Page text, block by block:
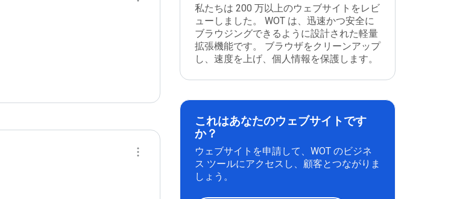
私たちは 200 万以上のウェブサイトをレビ
ューしました。 WOT は、迅速かつ安全に
ブラウジングできるように設計された軽量
拡張機能です。 ブラウザをクリーンアップ
し、速度を上げ、個人情報を保護します。
これはあなたのウェブサイトです
か？
ウェブサイトを申請して、WOT のビジネ
ス ツールにアクセスし、顧客とつながりま
しょう。